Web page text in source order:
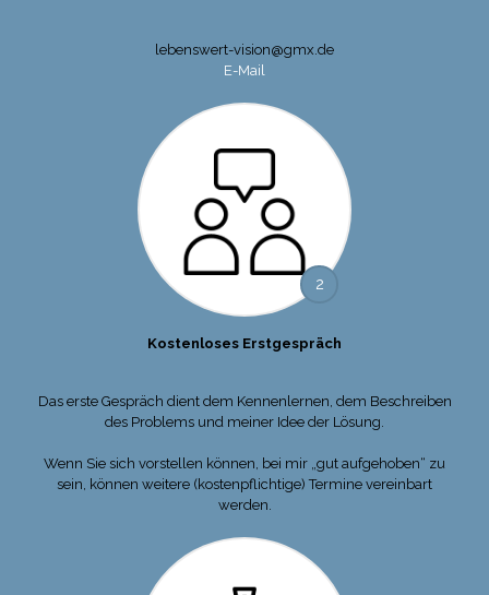
lebenswert-vision@gmx.de
E-Mail
2
Kostenloses Erstgespräch
Das erste Gespräch dient dem Kennenlernen, dem Beschreiben
des Problems und meiner Idee der Lösung.
Wenn Sie sich vorstellen können, bei mir „gut aufgehoben“ zu
sein, können weitere (kostenpflichtige) Termine vereinbart
werden.